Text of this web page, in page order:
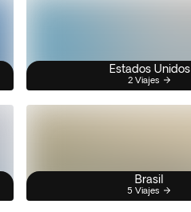
Estados Unidos
2 Viajes
Brasil
5 Viajes